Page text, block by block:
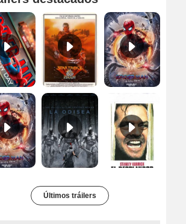
Spider-Man: Brand New Day Tráiler (3) Star Trek II: la ira de Khan Tráiler VO
Tráiler 'Spider-Man: No Way Home' La Odisea Tráiler (3) El resplandor Tráiler
Últimos tráilers